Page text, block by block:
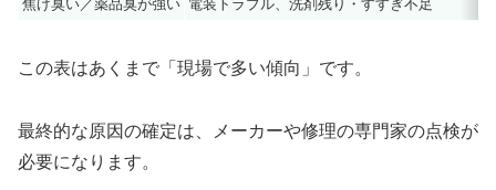
焦げ臭い／薬品臭が強い 電装トラブル、洗剤残り・すすぎ不足
この表はあくまで「現場で多い傾向」です。
最終的な原因の確定は、メーカーや修理の専門家の点検が
必要になります。